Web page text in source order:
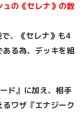
の《セレナ》の数
、《セレナ》も4
る為、デッキを組
ド』に加え、相手
ワザ『エナジーク